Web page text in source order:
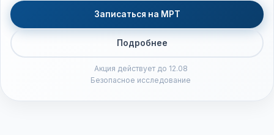
Записаться на МРТ
Подробнее
Акция действует до 12.08
Безопасное исследование